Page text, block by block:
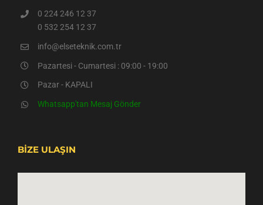
0 224 246 12 37
0 532 254 12 37
info@elseteknik.com.tr
Pazartesi - Cumartesi : 09:00 - 19:00
Pazar - KAPALI
Whatsapp'tan Mesaj Gönder
BİZE ULAŞIN